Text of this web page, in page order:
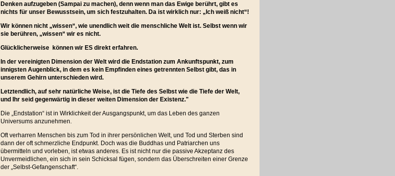
Denken aufzugeben (Sampai zu machen), denn wenn man das Ewige berührt, gibt es
nichts für unser Bewusstsein, um sich festzuhalten. Da ist wirklich nur: „Ich weiß nicht“!
Wir können nicht „wissen“, wie unendlich weit die menschliche Welt ist. Selbst wenn wir
sie berühren, „wissen“ wir es nicht.
Glücklicherweise können wir ES direkt erfahren.
In der vereinigten Dimension der Welt wird die Endstation zum Ankunftspunkt, zum
innigsten Augenblick, in dem es kein Empfinden eines getrennten Selbst gibt, das in
unserem Gehirn unterschieden wird.
Letztendlich, auf sehr natürliche Weise, ist die Tiefe des Selbst wie die Tiefe der Welt,
und Ihr seid gegenwärtig in dieser weiten Dimension der Existenz."
Die „Endstation“ ist in Wirklichkeit der Ausgangspunkt, um das Leben des ganzen
Universums anzunehmen.
Oft verharren Menschen bis zum Tod in ihrer persönlichen Welt, und Tod und Sterben sind
dann der oft schmerzliche Endpunkt. Doch was die Buddhas und Patriarchen uns
übermitteln und vorleben, ist etwas anderes. Es ist nicht nur die passive Akzeptanz des
Unvermeidlichen, ein sich in sein Schicksal fügen, sondern das Überschreiten einer Grenze
der „Selbst-Gefangenschaft“.